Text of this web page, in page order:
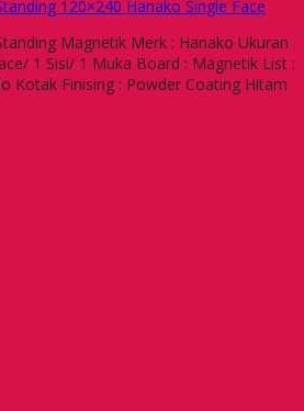
120×240 Hanako Single Face
Magnetik Merk : Hanako Ukuran
1 Sisi/ 1 Muka Board : Magnetik List :
Kotak Finising : Powder Coating Hitam